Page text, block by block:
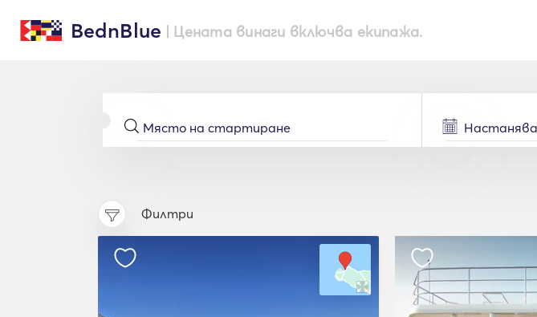
BednBlue | Цената винаги включва екипажа.
Филтри